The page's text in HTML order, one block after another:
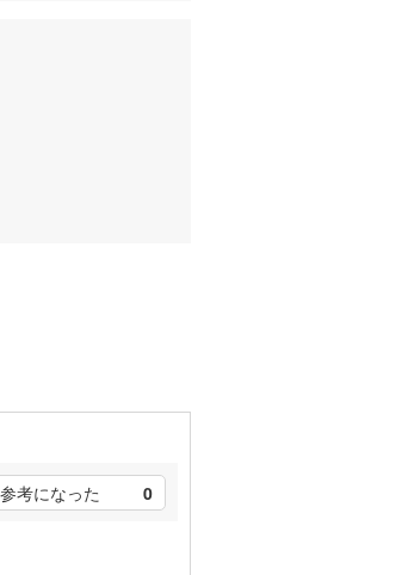
参考になった 0